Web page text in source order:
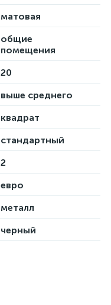
матовая
общие
помещения
20
выше среднего
квадрат
стандартный
2
евро
металл
черный